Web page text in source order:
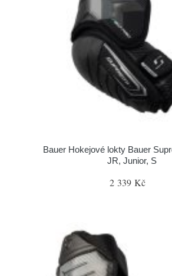
Bauer Hokejové lokty Bauer
JR, Junior, S
2 339 Kč